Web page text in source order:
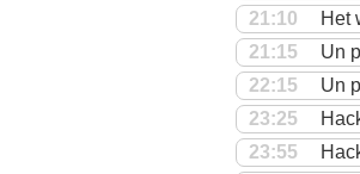
21:10
Het
21:15
Un
22:15
Un
23:25
23:55